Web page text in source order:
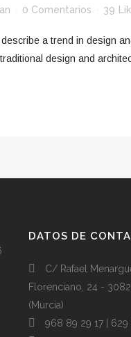
0 Comentarios 39
a trend in design
design and
DATOS DE
C/ Rafael
Florenciano, 24 -
(Murcia)
968 89 29 17 | 629